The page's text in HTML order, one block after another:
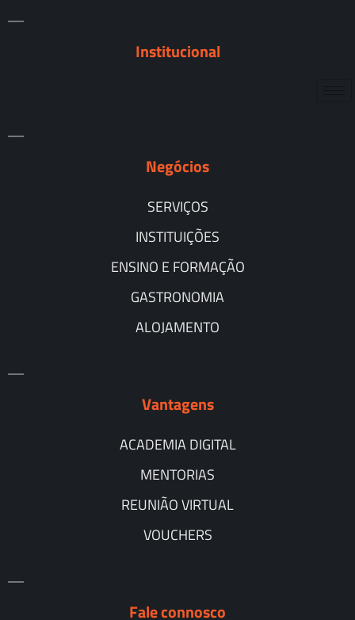
Institucional
Negócios
SERVIÇOS
INSTITUIÇÕES
ENSINO E FORMAÇÃO
GASTRONOMIA
ALOJAMENTO
Vantagens
ACADEMIA DIGITAL
MENTORIAS
REUNIÃO VIRTUAL
VOUCHERS
Fale connosco